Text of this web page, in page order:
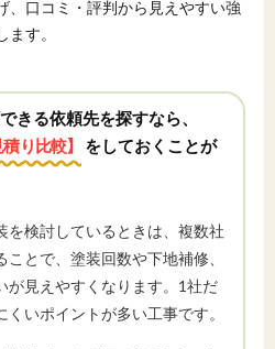
、口コミ・評判から見えやすい強
す。
きる依頼先を探すなら、
り比較】
をしておくことが
を検討しているときは、複数社
ことで、塗装回数や下地補修、
が見えやすくなります。1社だ
くいポイントが多い工事です。